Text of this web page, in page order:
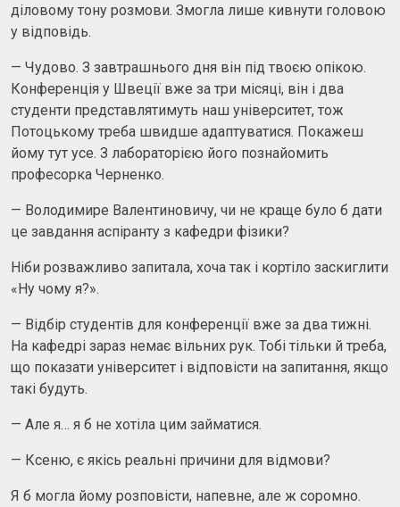
діловому тону розмови. Змогла лише кивнути головою
у відповідь.
— Чудово. З завтрашнього дня він під твоєю опікою.
Конференція у Швеції вже за три місяці, він і два
студенти представлятимуть наш університет, тож
Потоцькому треба швидше адаптуватися. Покажеш
йому тут усе. З лабораторією його познайомить
професорка Черненко.
— Володимире Валентиновичу, чи не краще було б дати
це завдання аспіранту з кафедри фізики?
Ніби розважливо запитала, хоча так і кортіло заскиглити
«Ну чому я?».
— Відбір студентів для конференції вже за два тижні.
На кафедрі зараз немає вільних рук. Тобі тільки й треба,
що показати університет і відповісти на запитання, якщо
такі будуть.
— Але я… я б не хотіла цим займатися.
— Ксеню, є якісь реальні причини для відмови?
Я б могла йому розповісти, напевне, але ж соромно.